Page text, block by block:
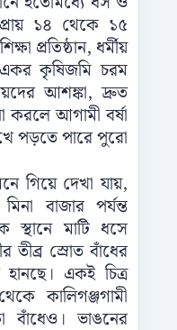
১৪ থেকে ১৫
প্রতিষ্ঠান, ধর্মীয়
একর কৃষিজমি চরম
আশঙ্কা, দ্রুত
করলে আগামী বর্ষা
পড়তে পারে পুরো
গিয়ে দেখা যায়,
বাজার পর্যন্ত
স্থানে মাটি ধসে
স্রোত বাঁধের
একই চিত্র
কালিগঞ্জগামী
বাঁধেও। ভাঙনের